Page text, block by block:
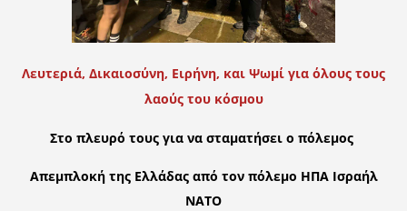
Λευτεριά, Δικαιοσύνη, Ειρήνη, και Ψωμί για όλους τους
λαούς του κόσμου
Στο πλευρό τους για να σταματήσει ο πόλεμος
Απεμπλοκή της Ελλάδας από τον πόλεμο ΗΠΑ Ισραήλ
ΝΑΤΟ